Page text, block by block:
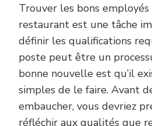
Trouver les bons
restaurant est une tâche
définir les qualifications
poste peut être un
bonne nouvelle est qu’il
simples de le faire. Avant
embaucher, vous devriez
réfléchir aux qualités que